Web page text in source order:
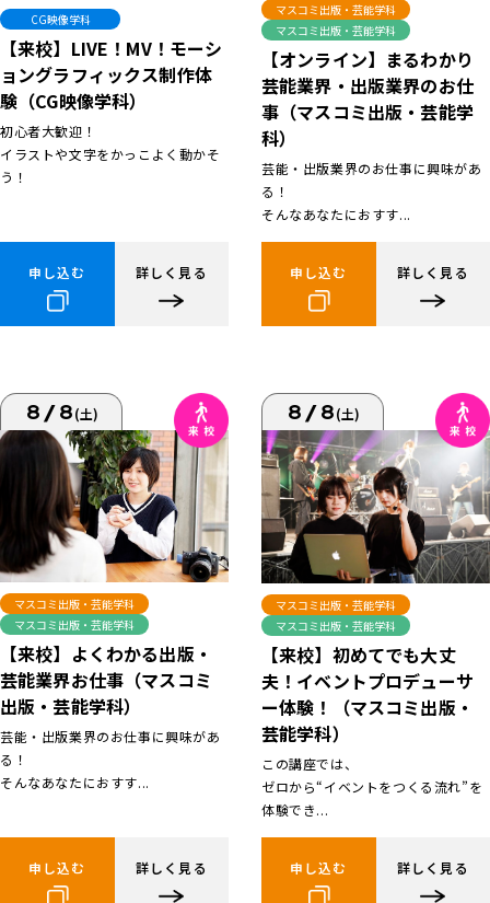
CG映像学科
【来校】LIVE！MV！モーシ
ョングラフィックス制作体
験（CG映像学科）
初心者大歓迎！
イラストや文字をかっこよく動かそ
う！
申し込む 詳しく見る
マスコミ出版・芸能学科
マスコミ出版・芸能学科
【オンライン】まるわかり
芸能業界・出版業界のお仕
事（マスコミ出版・芸能学
科）
芸能・出版業界のお仕事に興味があ
る！
そんなあなたにおすす...
申し込む 詳しく見る
8/8(土)
マスコミ出版・芸能学科
マスコミ出版・芸能学科
【来校】よくわかる出版・
芸能業界お仕事（マスコミ
出版・芸能学科）
芸能・出版業界のお仕事に興味があ
る！
そんなあなたにおすす...
申し込む 詳しく見る
8/8(土)
マスコミ出版・芸能学科
マスコミ出版・芸能学科
【来校】初めてでも大丈
夫！イベントプロデューサ
ー体験！（マスコミ出版・
芸能学科）
この講座では、
ゼロから“イベントをつくる流れ”を
体験でき...
申し込む 詳しく見る